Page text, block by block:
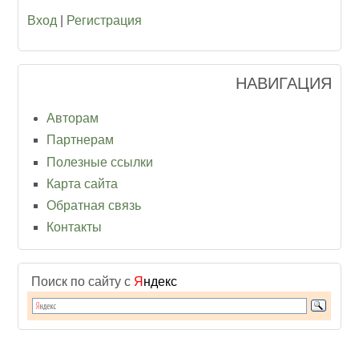
Вход Регистрация
НАВИГАЦИЯ
Авторам
Партнерам
Полезные ссылки
Карта сайта
Обратная связь
Контакты
Поиск по сайту с Я ндекс